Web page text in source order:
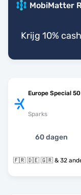
MobiMatter
Krijg 10%
Europe Special
Sparks
60 dagen
🇫🇷 🇩🇪 🇬🇷 &